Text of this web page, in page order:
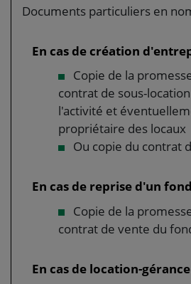
Documents particuliers en
En cas de création
Copie de la
contrat de sous-
l'activité et
propriétaire des locaux
Ou copie du contrat
En cas de reprise d'un
Copie de la
contrat de vente du
En cas de location-gérance